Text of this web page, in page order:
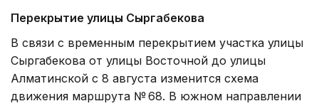
Перекрытие улицы Сыргабекова
В связи с временным перекрытием участка улицы
Сыргабекова от улицы Восточной до улицы
Алматинской с 8 августа изменится схема
движения маршрута № 68. В южном направлении